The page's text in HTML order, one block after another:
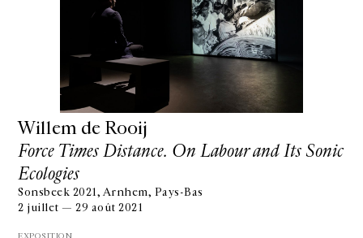
Willem de Rooij
Force Times Distance. On Labour and Its Sonic
Ecologies
Sonsbeek 2021, Arnhem, Pays-Bas
2 juillet — 29 août 2021